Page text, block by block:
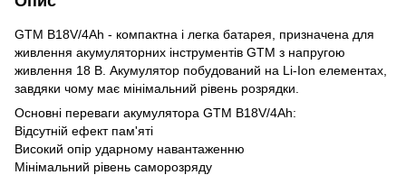
GTM B18V/4Аh - компактна і легка батарея, призначена для
живлення акумуляторних інструментів GTM з напругою
живлення 18 В. Акумулятор побудований на Li-Ion елементах,
завдяки чому має мінімальний рівень розрядки.
Основні переваги акумулятора GTM B18V/4Аh:
Відсутній ефект пам'яті
Високий опір ударному навантаженню
Мінімальний рівень саморозряду